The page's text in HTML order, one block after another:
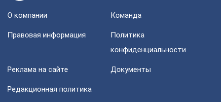
О компании Команда
Правовая информация
Политика
конфиденциальности
Реклама на сайте Документы
Редакционная политика